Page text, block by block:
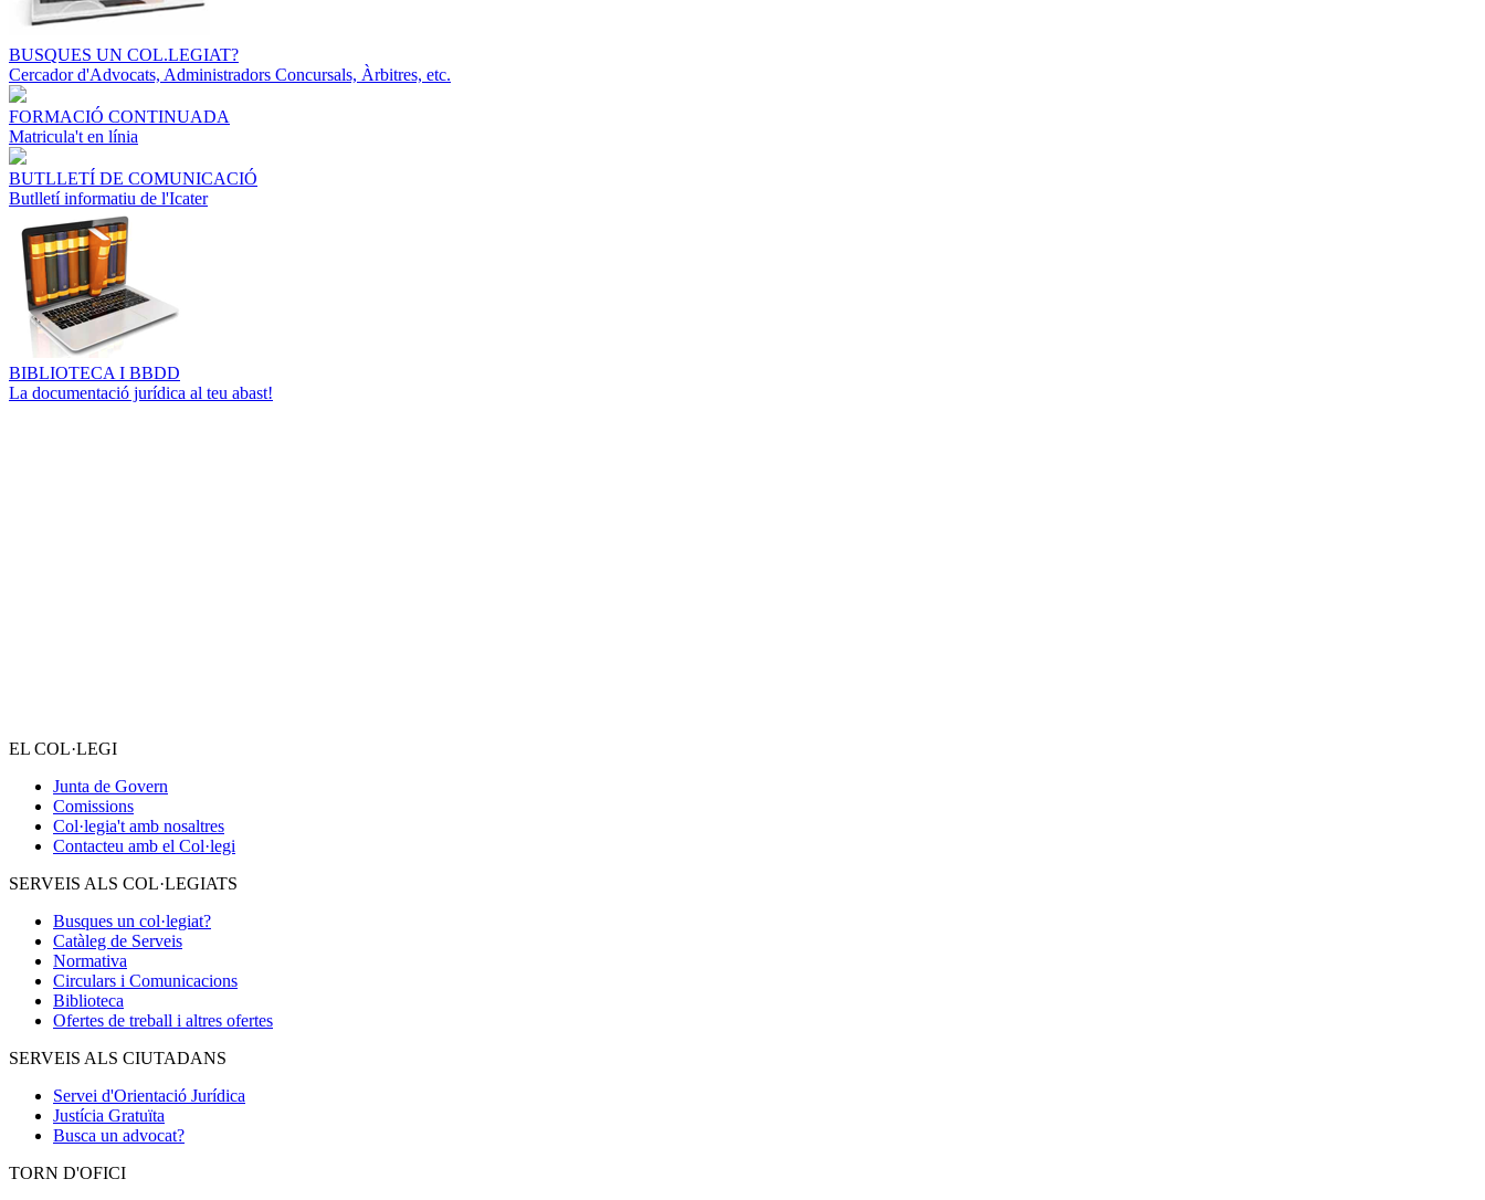
BUSQUES UN COL.LEGIAT?
Cercador d'Advocats, Administradors Concursals, Àrbitres, etc.
FORMACIÓ CONTINUADA
Matricula't en línia
BUTLLETÍ DE COMUNICACIÓ
Butlletí informatiu de l'Icater
BIBLIOTECA I BBDD
La documentació jurídica al teu abast!
EL COL·LEGI
Junta de Govern
Comissions
Col·legia't amb nosaltres
Contacteu amb el Col·legi
SERVEIS ALS COL·LEGIATS
Busques un col·legiat?
Catàleg de Serveis
Normativa
Circulars i Comunicacions
Biblioteca
Ofertes de treball i altres ofertes
SERVEIS ALS CIUTADANS
Servei d'Orientació Jurídica
Justícia Gratuïta
Busca un advocat?
TORN D'OFICI